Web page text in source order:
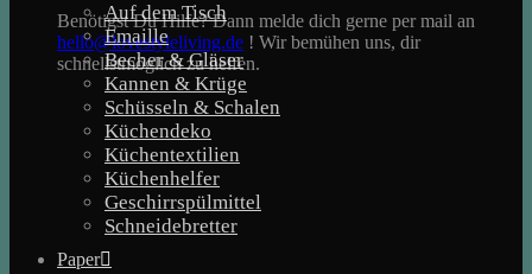
Benötigst Du Hilfe? Dann melde dich gerne per mail an
hello@lovestyleliving.de ! Wir bemühen uns, dir
schnellstmöglich zu helfen.
Auf dem Tisch
Emaille
Becher & Gläser
Kannen & Krüge
Schüsseln & Schalen
Küchendeko
Küchentextilien
Küchenhelfer
Geschirrspülmittel
Schneidebretter
Paper